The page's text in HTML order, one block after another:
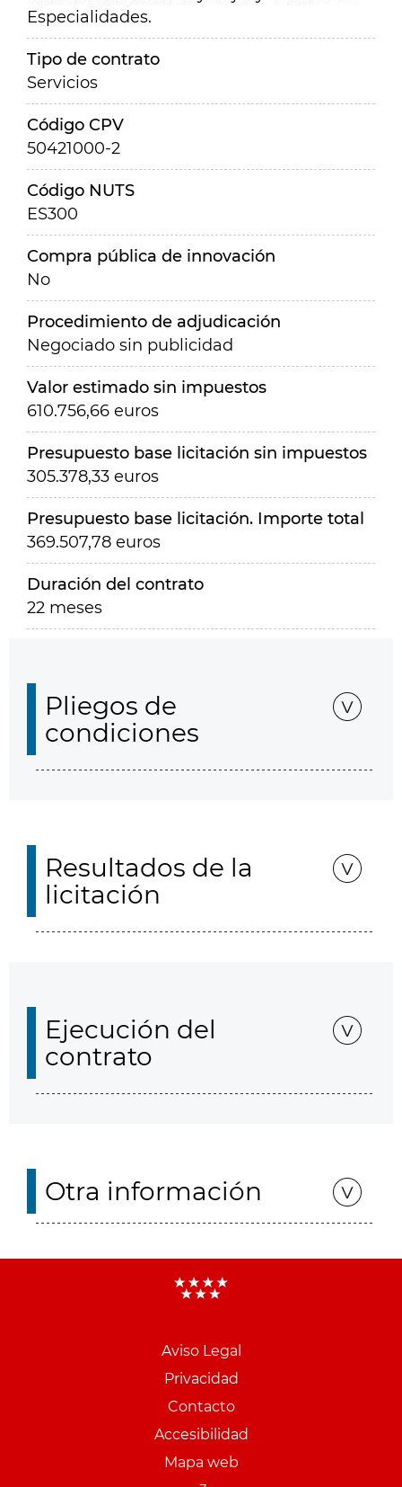
Especialidades.
Tipo de contrato
Servicios
Código CPV
50421000-2
Código NUTS
ES300
Compra pública de innovación
No
Procedimiento de adjudicación
Negociado sin publicidad
Valor estimado sin impuestos
610.756,66 euros
Presupuesto base licitación sin impuestos
305.378,33 euros
Presupuesto base licitación. Importe total
369.507,78 euros
Duración del contrato
22 meses
Pliegos de
condiciones
Resultados de la
licitación
Ejecución del
contrato
Otra información
Aviso Legal
Privacidad
Contacto
Accesibilidad
Mapa web